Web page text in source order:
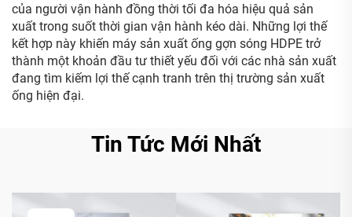
của người vận hành đồng thời tối đa hóa hiệu quả sản
xuất trong suốt thời gian vận hành kéo dài. Những lợi thế
kết hợp này khiến máy sản xuất ống gợn sóng HDPE trở
thành một khoản đầu tư thiết yếu đối với các nhà sản xuất
đang tìm kiếm lợi thế cạnh tranh trên thị trường sản xuất
ống hiện đại.
Tin Tức Mới Nhất